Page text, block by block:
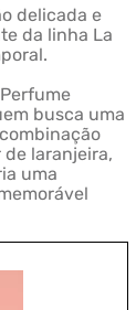
delicada e
da linha La
busca uma
laranjeira,
uma